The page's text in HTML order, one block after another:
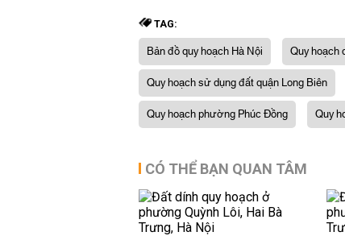
TAG:
Bản đồ quy hoạch Hà Nội Quy hoạch
Quy hoạch sử dụng đất quận Long Biên
Quy hoạch phường Phúc Đồng
Quy
CÓ THỂ BẠN QUAN TÂM